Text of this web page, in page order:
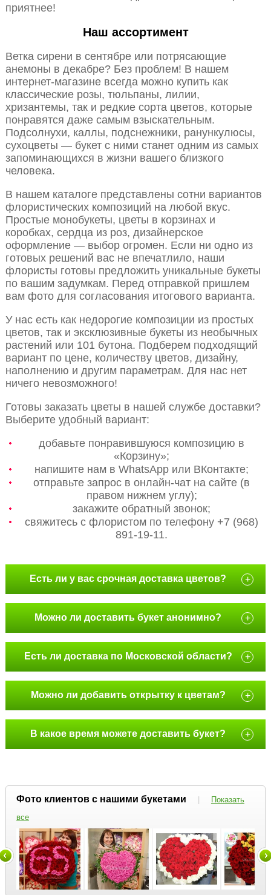
приятнее!
Наш ассортимент
Ветка сирени в сентябре или потрясающие
анемоны в декабре? Без проблем! В нашем
интернет-магазине всегда можно купить как
классические розы, тюльпаны, лилии,
хризантемы, так и редкие сорта цветов, которые
понравятся даже самым взыскательным.
Подсолнухи, каллы, подснежники, ранункулюсы,
сухоцветы — букет с ними станет одним из самых
запоминающихся в жизни вашего близкого
человека.
В нашем каталоге представлены сотни вариантов
флористических композиций на любой вкус.
Простые монобукеты, цветы в корзинах и
коробках, сердца из роз, дизайнерское
оформление — выбор огромен. Если ни одно из
готовых решений вас не впечатлило, наши
флористы готовы предложить уникальные букеты
по вашим задумкам. Перед отправкой пришлем
вам фото для согласования итогового варианта.
У нас есть как недорогие композиции из простых
цветов, так и эксклюзивные букеты из необычных
растений или 101 бутона. Подберем подходящий
вариант по цене, количеству цветов, дизайну,
наполнению и другим параметрам. Для нас нет
ничего невозможного!
Готовы заказать цветы в нашей службе доставки?
Выберите удобный вариант:
добавьте понравившуюся композицию в
«Корзину»;
напишите нам в WhatsApp или ВКонтакте;
отправьте запрос в онлайн-чат на сайте (в
правом нижнем углу);
закажите обратный звонок;
свяжитесь с флористом по телефону +7 (968)
891-19-11.
Есть ли у вас срочная доставка цветов? +
Можно ли доставить букет анонимно? +
Есть ли доставка по Московской области? +
Можно ли добавить открытку к цветам? +
В какое время можете доставить букет? +
Фото клиентов с нашими букетами |
Показать
все